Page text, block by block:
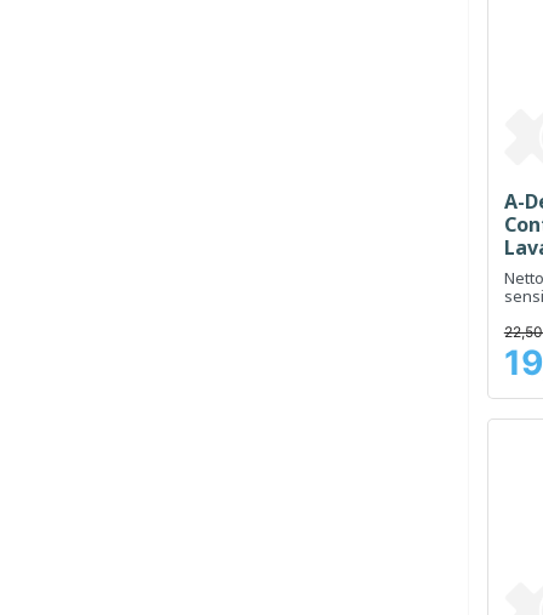
A-
Prix